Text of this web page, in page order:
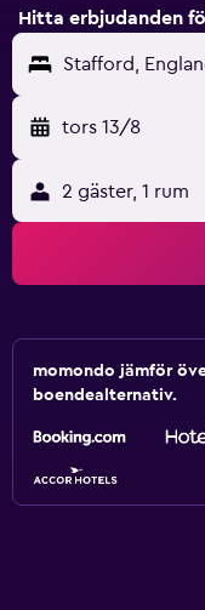
Hitta erbjudanden
Stafford,
tors 13/8
2 gäster, 1 rum
momondo jämför
boendealternativ.